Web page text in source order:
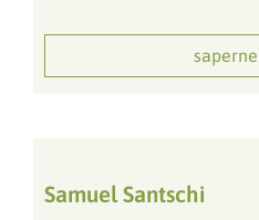
Samuel Santschi